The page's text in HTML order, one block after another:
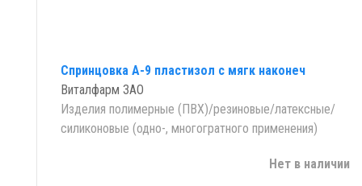
Спринцовка А-9 пластизол с мягк наконеч
Виталфарм ЗАО
Изделия полимерные (ПВХ)/резиновые/латексные/
силиконовые (одно-, многогратного применения)
Нет в наличии